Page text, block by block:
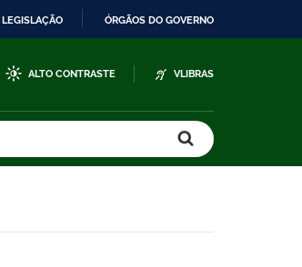
LEGISLAÇÃO ÓRGÃOS DO GOVERNO
ALTO CONTRASTE VLIBRAS